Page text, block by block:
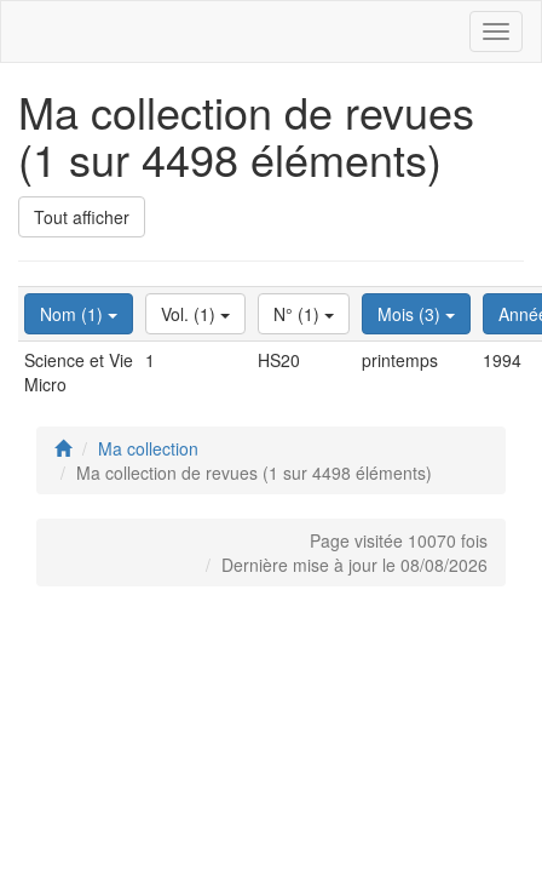
Ma collection de revues
(1 sur 4498 éléments)
Tout afficher
Nom (1) Vol. (1) N° (1) Mois (3)
Science et Vie
Micro
1 HS20 printemps 1994
Ma collection
Ma collection de revues (1 sur 4498 éléments)
Page visitée 10070 fois
Dernière mise à jour le 08/08/2026